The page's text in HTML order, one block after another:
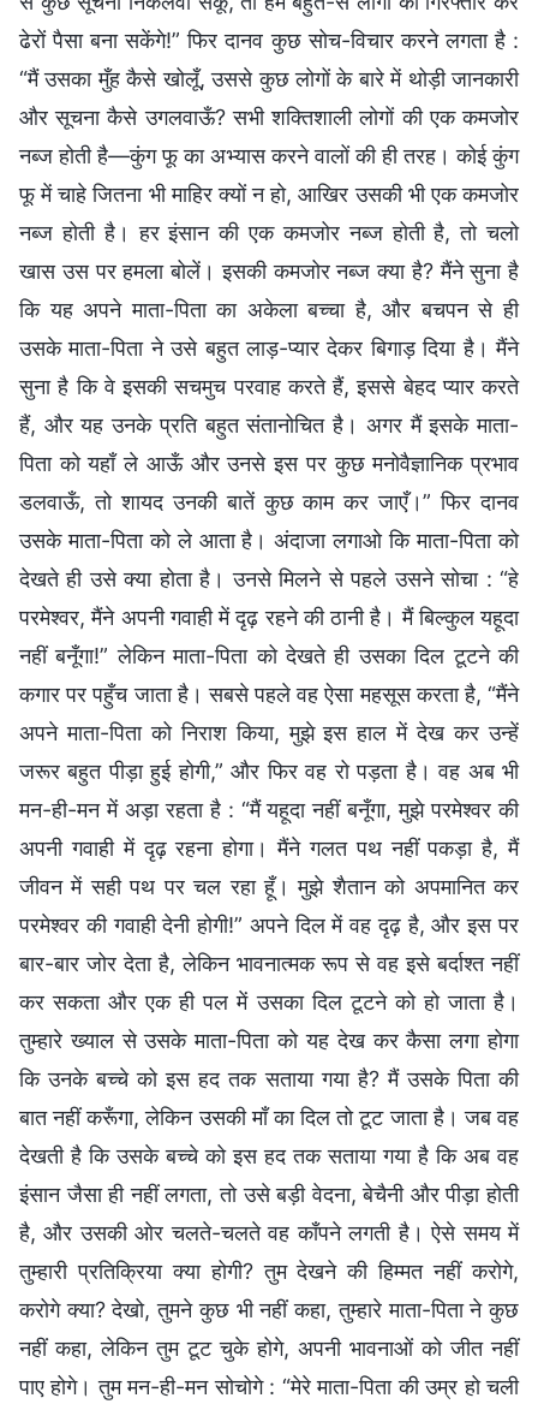
ढेरों पैसा बना सकेंगे!” फिर दानव कुछ सोच-विचार करने लगता है :
“मैं उसका मुँह कैसे खोलूँ, उससे कुछ लोगों के बारे में थोड़ी जानकारी
और सूचना कैसे उगलवाऊँ? सभी शक्तिशाली लोगों की एक कमजोर
नब्ज होती है—कुंग फू का अभ्यास करने वालों की ही तरह। कोई कुंग
फू में चाहे जितना भी माहिर क्यों न हो, आखिर उसकी भी एक कमजोर
नब्ज होती है। हर इंसान की एक कमजोर नब्ज होती है, तो चलो
खास उस पर हमला बोलें। इसकी कमजोर नब्ज क्या है? मैंने सुना है
कि यह अपने माता-पिता का अकेला बच्चा है, और बचपन से ही
उसके माता-पिता ने उसे बहुत लाड़-प्यार देकर बिगाड़ दिया है। मैंने
सुना है कि वे इसकी सचमुच परवाह करते हैं, इससे बेहद प्यार करते
हैं, और यह उनके प्रति बहुत संतानोचित है। अगर मैं इसके माता-
पिता को यहाँ ले आऊँ और उनसे इस पर कुछ मनोवैज्ञानिक प्रभाव
डलवाऊँ, तो शायद उनकी बातें कुछ काम कर जाएँ।” फिर दानव
उसके माता-पिता को ले आता है। अंदाजा लगाओ कि माता-पिता को
देखते ही उसे क्या होता है। उनसे मिलने से पहले उसने सोचा : “हे
परमेश्वर, मैंने अपनी गवाही में दृढ़ रहने की ठानी है। मैं बिल्कुल यहूदा
नहीं बनूँगा!” लेकिन माता-पिता को देखते ही उसका दिल टूटने की
कगार पर पहुँच जाता है। सबसे पहले वह ऐसा महसूस करता है, “मैंने
अपने माता-पिता को निराश किया, मुझे इस हाल में देख कर उन्हें
जरूर बहुत पीड़ा हुई होगी,” और फिर वह रो पड़ता है। वह अब भी
मन-ही-मन में अड़ा रहता है : “मैं यहूदा नहीं बनूँगा, मुझे परमेश्वर की
अपनी गवाही में दृढ़ रहना होगा। मैंने गलत पथ नहीं पकड़ा है, मैं
जीवन में सही पथ पर चल रहा हूँ। मुझे शैतान को अपमानित कर
परमेश्वर की गवाही देनी होगी!” अपने दिल में वह दृढ़ है, और इस पर
बार-बार जोर देता है, लेकिन भावनात्मक रूप से वह इसे बर्दाश्त नहीं
कर सकता और एक ही पल में उसका दिल टूटने को हो जाता है।
तुम्हारे ख्याल से उसके माता-पिता को यह देख कर कैसा लगा होगा
कि उनके बच्चे को इस हद तक सताया गया है? मैं उसके पिता की
बात नहीं करूँगा, लेकिन उसकी माँ का दिल तो टूट जाता है। जब वह
देखती है कि उसके बच्चे को इस हद तक सताया गया है कि अब वह
इंसान जैसा ही नहीं लगता, तो उसे बड़ी वेदना, बेचैनी और पीड़ा होती
है, और उसकी ओर चलते-चलते वह काँपने लगती है। ऐसे समय में
तुम्हारी प्रतिक्रिया क्या होगी? तुम देखने की हिम्मत नहीं करोगे,
करोगे क्या? देखो, तुमने कुछ भी नहीं कहा, तुम्हारे माता-पिता ने कुछ
नहीं कहा, लेकिन तुम टूट चुके होगे, अपनी भावनाओं को जीत नहीं
पाए होगे। तुम मन-ही-मन सोचोगे : “मेरे माता-पिता की उम्र हो चली